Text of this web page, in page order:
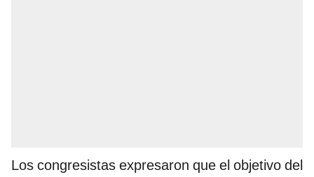
Los congresistas expresaron que el objetivo del